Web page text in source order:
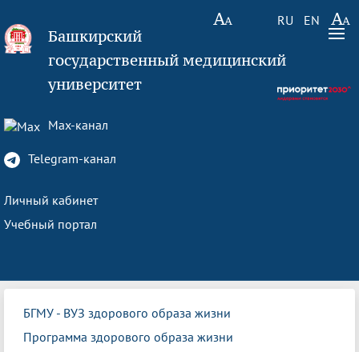
RU EN
Башкирский
государственный медицинский
университет
Max-канал
Telegram-канал
Личный кабинет
Учебный портал
БГМУ - ВУЗ здорового образа жизни
Программа здорового образа жизни